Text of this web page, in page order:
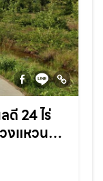
ดี 24 ไร่
งแหวน
เมตร